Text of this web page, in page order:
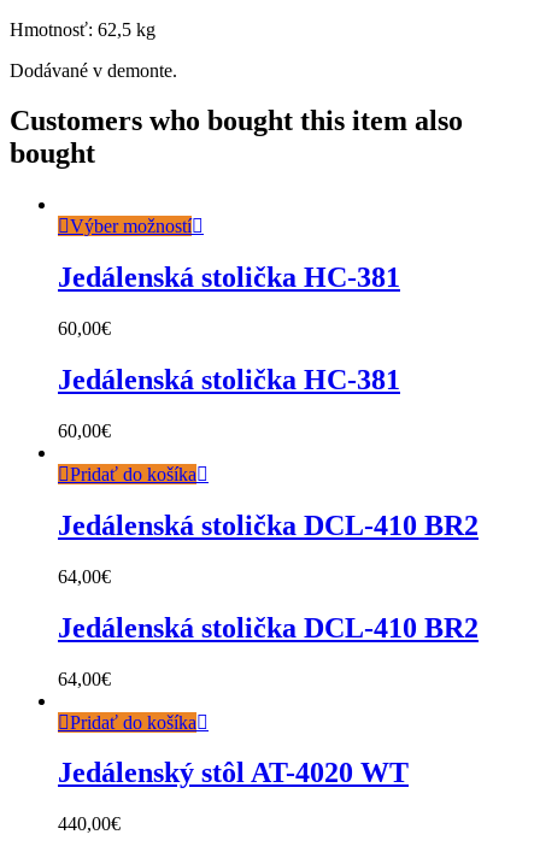
Hmotnosť: 62,5 kg
Dodávané v demonte.
Customers who bought this item also
bought
Výber možností
Jedálenská stolička HC-381
60,00€
Jedálenská stolička HC-381
60,00€
Pridať do košíka
Jedálenská stolička DCL-410 BR2
64,00€
Jedálenská stolička DCL-410 BR2
64,00€
Pridať do košíka
Jedálenský stôl AT-4020 WT
440,00€